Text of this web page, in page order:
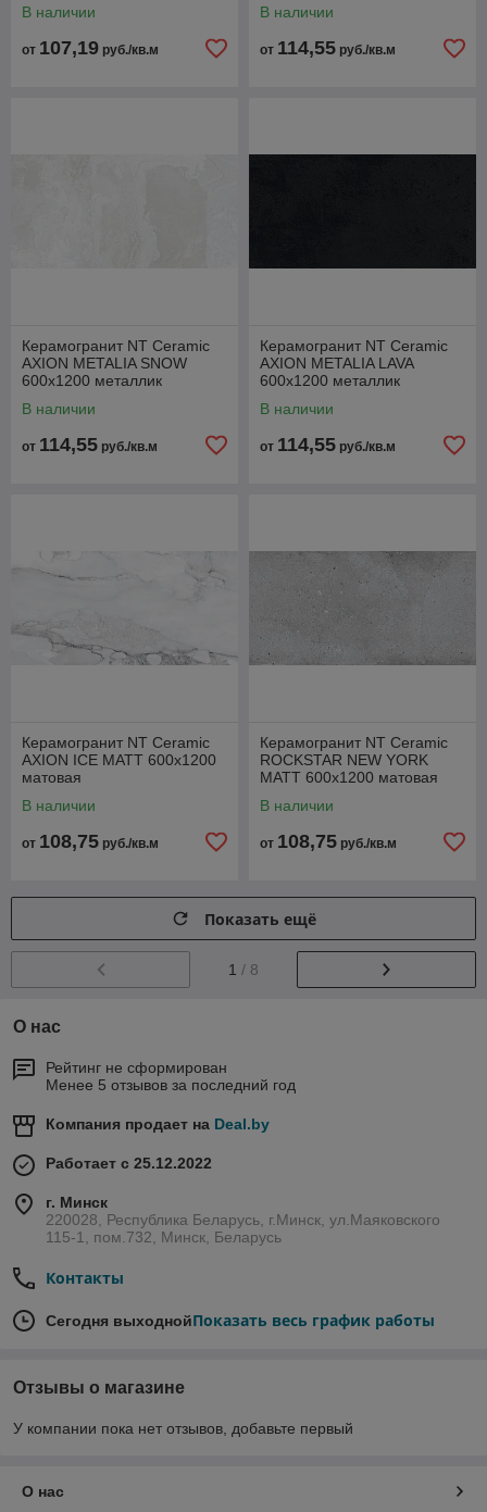
В наличии
от 107,19 руб./кв.м
В наличии
от 114,55 руб./кв.м
Керамогранит NT Ceramic
AXION METALIA SNOW
600x1200 металлик
В наличии
от 114,55 руб./кв.м
Керамогранит NT Ceramic
AXION METALIA LAVA
600x1200 металлик
В наличии
от 114,55 руб./кв.м
Керамогранит NT Ceramic
AXION ICE MATT 600x1200
матовая
В наличии
от 108,75 руб./кв.м
Керамогранит NT Ceramic
ROCKSTAR NEW YORK
MATT 600x1200 матовая
В наличии
от 108,75 руб./кв.м
Показать ещё
1 / 8
О нас
Рейтинг не сформирован
Менее 5 отзывов за последний год
Компания продает на Deal.by
Работает с 25.12.2022
г. Минск
220028, Республика Беларусь, г.Минск, ул.Маяковского
115-1, пом.732, Минск, Беларусь
Контакты
Сегодня выходнойПоказать весь график работы
Отзывы о магазине
У компании пока нет отзывов, добавьте первый
О нас